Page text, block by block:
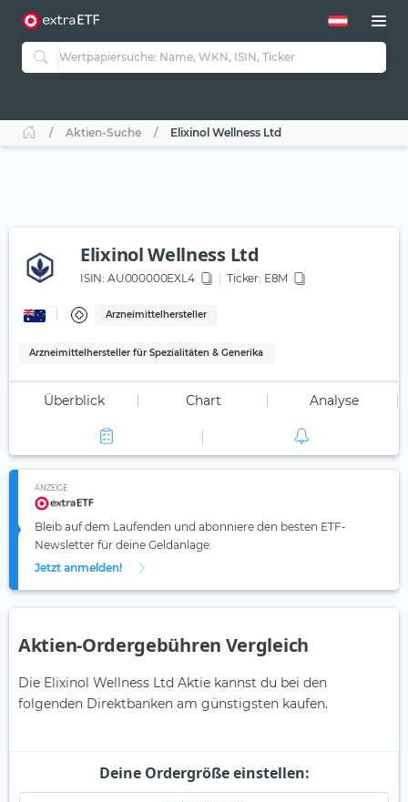
Aktien-Suche Elixinol Wellness Ltd
Elixinol Wellness Ltd
ISIN: AU000000EXL4 Ticker: E8M
Arzneimittelhersteller
Arzneimittelhersteller für Spezialitäten & Generika
Überblick Chart Analyse
ANZEIGE
Bleib auf dem Laufenden und abonniere den besten ETF-
Newsletter für deine Geldanlage.
Jetzt anmelden!
Aktien-Ordergebühren Vergleich
Die Elixinol Wellness Ltd Aktie kannst du bei den
folgenden Direktbanken am günstigsten kaufen.
Deine Ordergröße einstellen: